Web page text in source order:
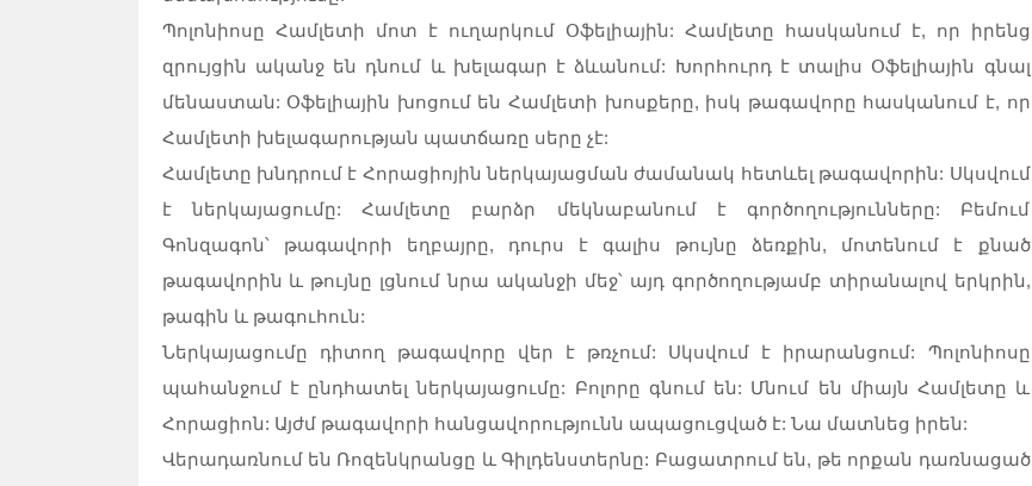
Պոլոնիոսը Համլետի մոտ է ուղարկում Օֆելիային: Համլետը հասկանում է, որ իրենց
զրույցին ականջ են դնում և խելագար է ձևանում: Խորհուրդ է տալիս Օֆելիային գնալ
մենաստան: Օֆելիային խոցում են Համլետի խոսքերը, իսկ թագավորը հասկանում է, որ
Համլետի խելագարության պատճառը սերը չէ:
Համլետը խնդրում է Հորացիոյին ներկայացման ժամանակ հետևել թագավորին: Սկսվում
է ներկայացումը: Համլետը բարձր մեկնաբանում է գործողությունները: Բեմում
Գոնզագոն՝ թագավորի եղբայրը, դուրս է գալիս թույնը ձեռքին, մոտենում է քնած
թագավորին և թույնը լցնում նրա ականջի մեջ՝ այդ գործողությամբ տիրանալով երկրին,
թագին և թագուհուն:
Ներկայացումը դիտող թագավորը վեր է թռչում: Սկսվում է իրարանցում: Պոլոնիոսը
պահանջում է ընդհատել ներկայացումը: Բոլորը գնում են: Մնում են միայն Համլետը և
Հորացիոն: Այժմ թագավորի հանցավորությունն ապացուցված է: Նա մատնեց իրեն:
Վերադառնում են Ռոզենկրանցը և Գիլդենստերնը: Բացատրում են, թե որքան դառնացած